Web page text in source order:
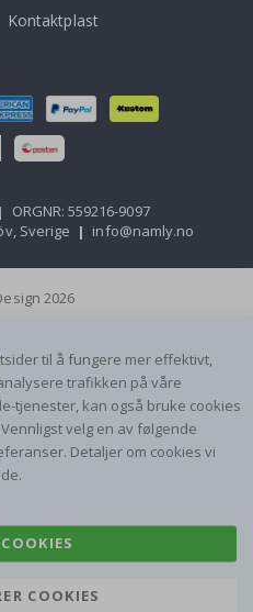
Kontaktplast
|
ORGNR: 559216-9097
Sverige | info@namly.no
2026
til å fungere mer effektivt,
trafikken på våre
tjenester, kan også bruke cookies
velg en av følgende
Detaljer om cookies vi
COOKIES